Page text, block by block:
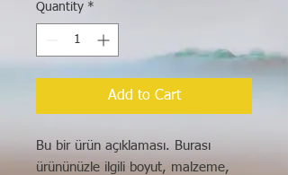
Quantity *
Add to Cart
Bu bir ürün açıklaması. Burası
ürününüzle ilgili boyut, malzeme,